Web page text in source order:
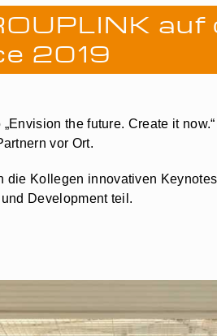
auf
2019
the future. Create it
vor Ort.
die Kollegen innovativen
Development teil.